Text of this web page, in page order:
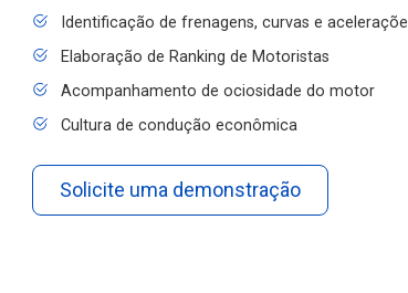
Identificação de frenagens, curvas e acelerações
Elaboração de Ranking de Motoristas
Acompanhamento de ociosidade do motor
Cultura de condução econômica
Solicite uma demonstração